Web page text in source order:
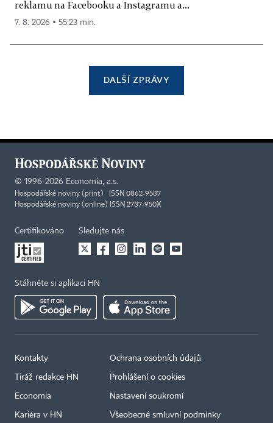
reklamu na Facebooku a Instagramu a...
7. 8. 2026 ▪ 55:23 min.
DALŠÍ ZPRÁVY
© 1996-2026 Economia, a.s.
Hospodářské noviny (print) ISSN 0862-9587
Hospodářské noviny (online) ISSN 2787-950X
Certifikováno Sledujte nás
Stáhněte si aplikaci HN
Kontakty
Tiráž redakce HN
Economia
Kariéra v HN
Ochrana osobních údajů
Prohlášení o cookies
Nastavení soukromí
Všeobecné smluvní podmínky